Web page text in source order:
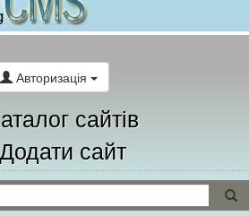
Авторизація
сайтів
сайт